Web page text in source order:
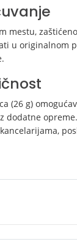
mestu,
u originalnom
(26 g)
dodatne